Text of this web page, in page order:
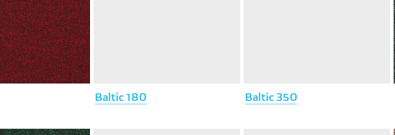
Baltic 180 Baltic 350